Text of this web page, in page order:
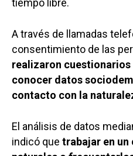
tiempo libre.
A través de llamadas
consentimiento de las
realizaron
conocer datos
contacto con la
El análisis de datos
indicó que trabajar en un